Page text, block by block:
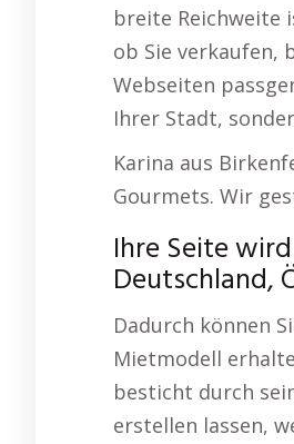
breite Reichweite
ob Sie verkaufen,
Webseiten
Ihrer Stadt,
Karina aus
Gourmets. Wir
Ihre Seite
Deutschland,
Dadurch können
Mietmodell
besticht durch
erstellen lassen,